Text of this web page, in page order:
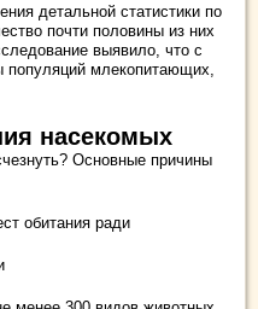
детальной статистики по
почти половины из них
выявило, что с
млекопитающих,
насекомых
Основные причины
обитания ради